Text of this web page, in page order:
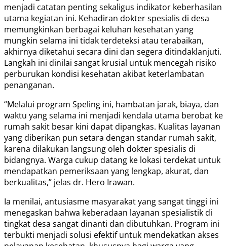
menjadi catatan penting sekaligus indikator keberhasilan
utama kegiatan ini. Kehadiran dokter spesialis di desa
memungkinkan berbagai keluhan kesehatan yang
mungkin selama ini tidak terdeteksi atau terabaikan,
akhirnya diketahui secara dini dan segera ditindaklanjuti.
Langkah ini dinilai sangat krusial untuk mencegah risiko
perburukan kondisi kesehatan akibat keterlambatan
penanganan.
“Melalui program Speling ini, hambatan jarak, biaya, dan
waktu yang selama ini menjadi kendala utama berobat ke
rumah sakit besar kini dapat dipangkas. Kualitas layanan
yang diberikan pun setara dengan standar rumah sakit,
karena dilakukan langsung oleh dokter spesialis di
bidangnya. Warga cukup datang ke lokasi terdekat untuk
mendapatkan pemeriksaan yang lengkap, akurat, dan
berkualitas,” jelas dr. Hero Irawan.
Ia menilai, antusiasme masyarakat yang sangat tinggi ini
menegaskan bahwa keberadaan layanan spesialistik di
tingkat desa sangat dinanti dan dibutuhkan. Program ini
terbukti menjadi solusi efektif untuk mendekatkan akses